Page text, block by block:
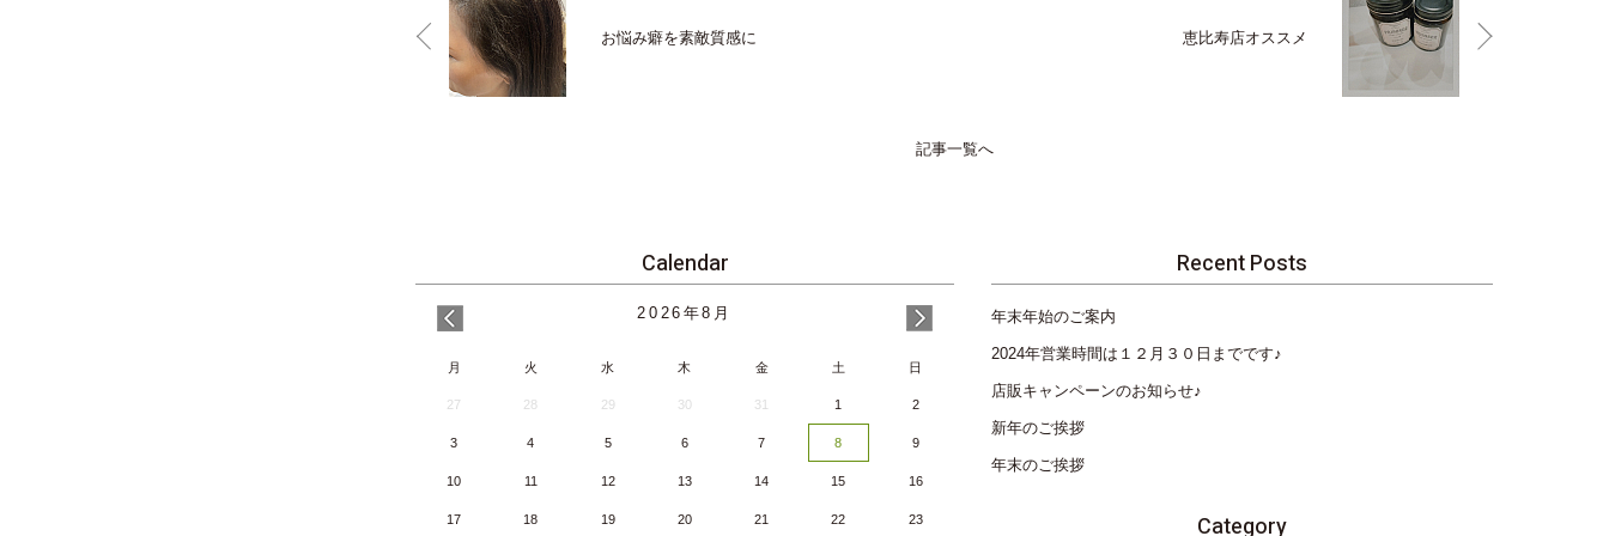
お悩み癖を素敵質感に 恵比寿店オススメ
記事一覧へ
Calendar
2026 年8月
月 火 水 木 金 土 日
27 28 29 30 31 1 2
3 4 5 6 7 8 9
10 11 12 13 14 15 16
17 18 19 20 21 22 23
Recent Posts
年末年始のご案内
2024年営業時間は１２月３０日までです♪
店販キャンペーンのお知らせ♪
新年のご挨拶
年末のご挨拶
Category